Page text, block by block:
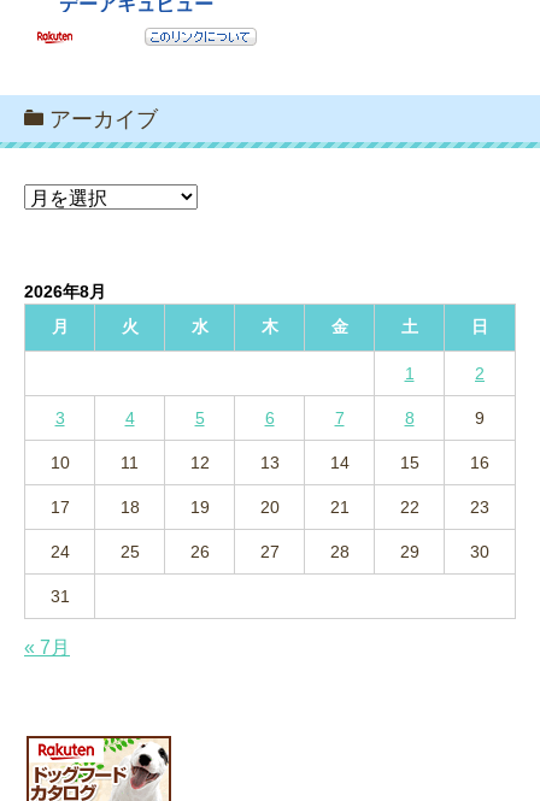
アーカイブ
ア
ブ
2026年8月
月
火 水 木 金 土 日
1 2
3 4 5 6 7 8 9
10 11 12 13 14 15 16
17 18 19 20 21 22 23
24 25 26 27 28 29 30
31
« 7月